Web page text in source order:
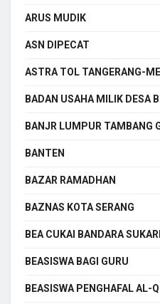
ARUS MUDIK
ASN DIPECAT
ASTRA TOL TANGERANG-
BADAN USAHA MILIK DESA
BANJR LUMPUR TAMBANG
BANTEN
BAZAR RAMADHAN
BAZNAS KOTA SERANG
BEA CUKAI BANDARA
BEASISWA BAGI GURU
BEASISWA PENGHAFAL AL-